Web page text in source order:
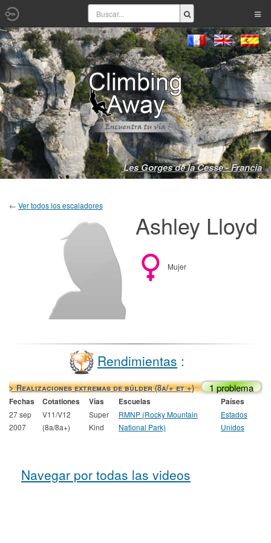
Les Gorges de la Cesse - Francia
← Ver todos los escaladores
Ashley Lloyd
Mujer
Rendimientas :
> Realizaciones extremas de búlder (8a/+ et +) 1 problema
Fechas Cotationes Vías Escuelas Países
27 sep
2007
V11/V12
(8a/8a+)
Super
Kind
RMNP (Rocky Mountain
National Park)
Estados
Unidos
Navegar por todas las videos